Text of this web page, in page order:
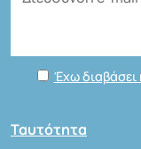
Έχω
Ταυτότητα